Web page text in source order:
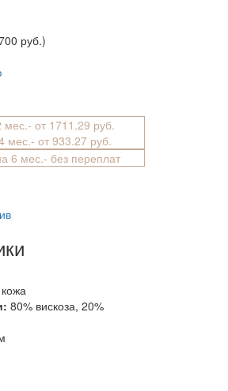
руб.)
мес.- от 1711.29 руб.
мес.- от 933.27 руб.
6 мес.- без переплат
80% вискоза, 20%